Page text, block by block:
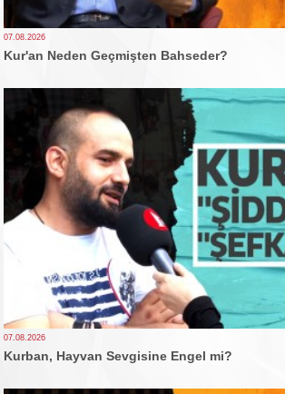
07.08.2026
Kur'an Neden Geçmişten Bahseder?
07.08.2026
Kurban, Hayvan Sevgisine Engel mi?